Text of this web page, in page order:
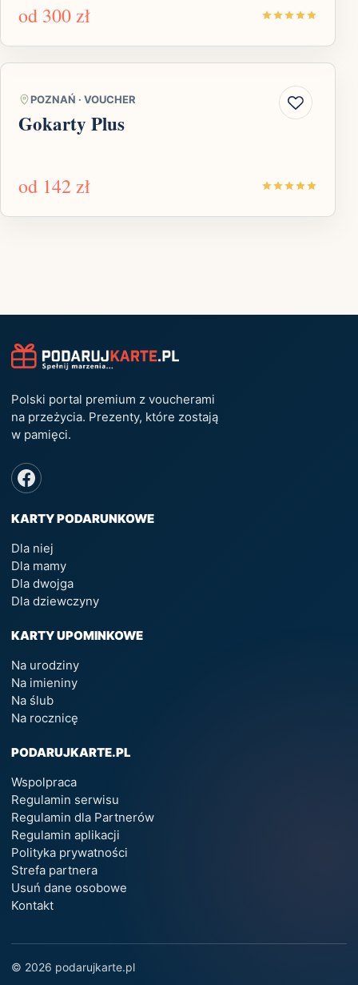
od 300 zł
POZNAŃ · VOUCHER
Gokarty Plus
od 142 zł
Polski portal premium z voucherami
na przeżycia. Prezenty, które zostają
w pamięci.
KARTY PODARUNKOWE
Dla niej
Dla mamy
Dla dwojga
Dla dziewczyny
KARTY UPOMINKOWE
Na urodziny
Na imieniny
Na ślub
Na rocznicę
PODARUJKARTE.PL
Wspolpraca
Regulamin serwisu
Regulamin dla Partnerów
Regulamin aplikacji
Polityka prywatności
Strefa partnera
Usuń dane osobowe
Kontakt
© 2026 podarujkarte.pl